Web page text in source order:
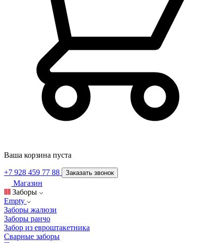
Ваша корзина пуста
+7 928 459 77 88 Заказать звонок
Магазин
Заборы
Empty
Заборы жалюзи
Заборы ранчо
Забор из евроштакетника
Сварные заборы